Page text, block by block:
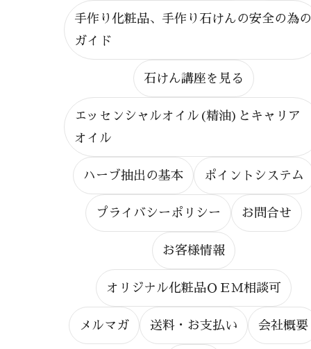
手作り化粧品、手作り石けんの安全の為の
ガイド
石けん講座を見る
エッセンシャルオイル(精油)とキャリア
オイル
ハーブ抽出の基本 ポイントシステム
プライバシーポリシー お問合せ
お客様情報
オリジナル化粧品ＯＥＭ相談可
メルマガ 送料・お支払い 会社概要